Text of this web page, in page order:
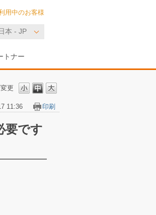
本 - JP
トナー
用中のお客様
更
11:36 印刷
要です